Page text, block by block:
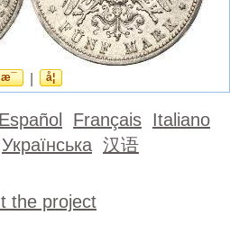
æ¯ å¦
Español Français Italiano
Українська 汉语
the project